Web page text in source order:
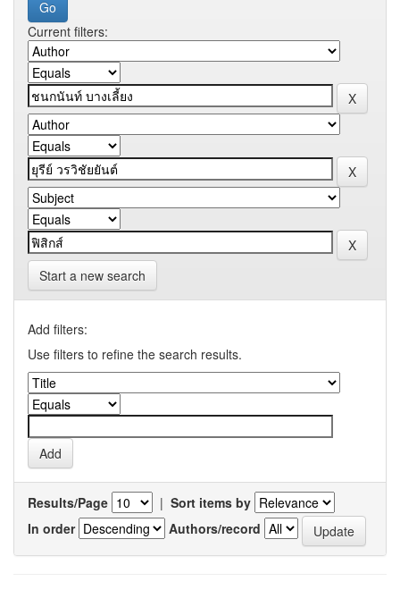
Current filters:
Start a new search
Add filters:
Use filters to refine the search results.
Results/Page | Sort items by
In order
Authors/record